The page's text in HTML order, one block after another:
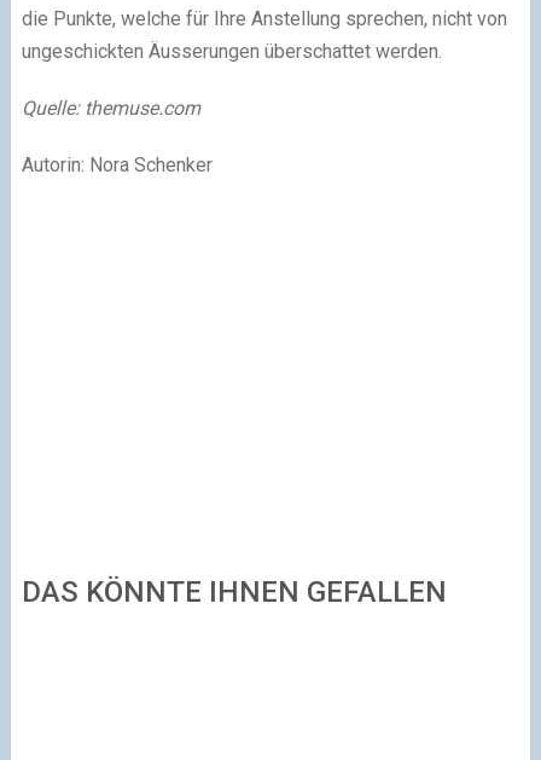
die Punkte, welche für Ihre Anstellung sprechen, nicht von
ungeschickten Äusserungen überschattet werden.
Quelle: themuse.com
Autorin: Nora Schenker
DAS KÖNNTE IHNEN GEFALLEN